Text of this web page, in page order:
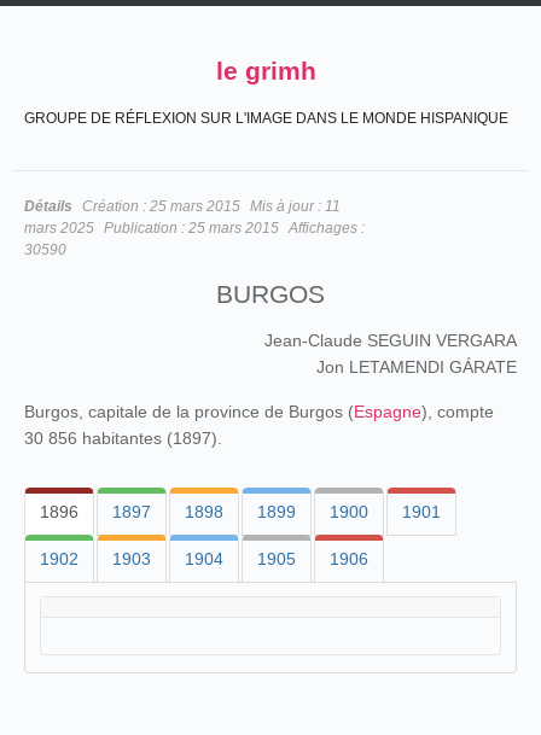
le grimh
GROUPE DE RÉFLEXION SUR L'IMAGE DANS LE MONDE HISPANIQUE
Détails Création : 25 mars 2015 Mis à jour : 11
mars 2025 Publication : 25 mars 2015 Affichages :
30590
BURGOS
Jean-Claude SEGUIN VERGARA
Jon LETAMENDI GÁRATE
Burgos, capitale de la province de Burgos (Espagne), compte
30 856 habitantes (1897).
1896 1897 1898 1899 1900 1901
1902 1903 1904 1905 1906